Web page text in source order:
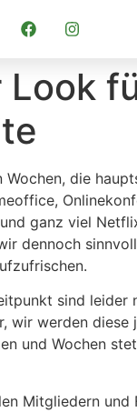
Look
Wochen, die
ganz viel
dennoch
sind leider
wir werden diese
und Wochen
Mitgliedern und